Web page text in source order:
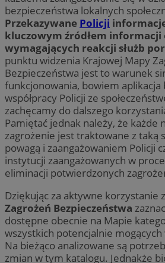
bezpieczeństwa lokalnych
Przekazywane Policji
kluczowym źródłem informacji
wymagających reakcji służb
punktu widzenia Krajowej Mapy
Bezpieczeństwa jest to warunek
funkcjonowania, bowiem aplikacja
współpracy Policji ze
zachęcamy do dalszego
Pamiętać jednak należy, że każde
zagrożenie jest traktowane z taką
powagą i zaangażowaniem Policji
instytucji zaangażowanych w
eliminacji potwierdzonych
Dziękując za aktywne korzystanie z
Zagrożeń Bezpieczeństwa
dostępne obecnie na Mapie
wszystkich potencjalnie mogących
Na bieżąco analizowane są
zmian w tym katalogu. Jednakże